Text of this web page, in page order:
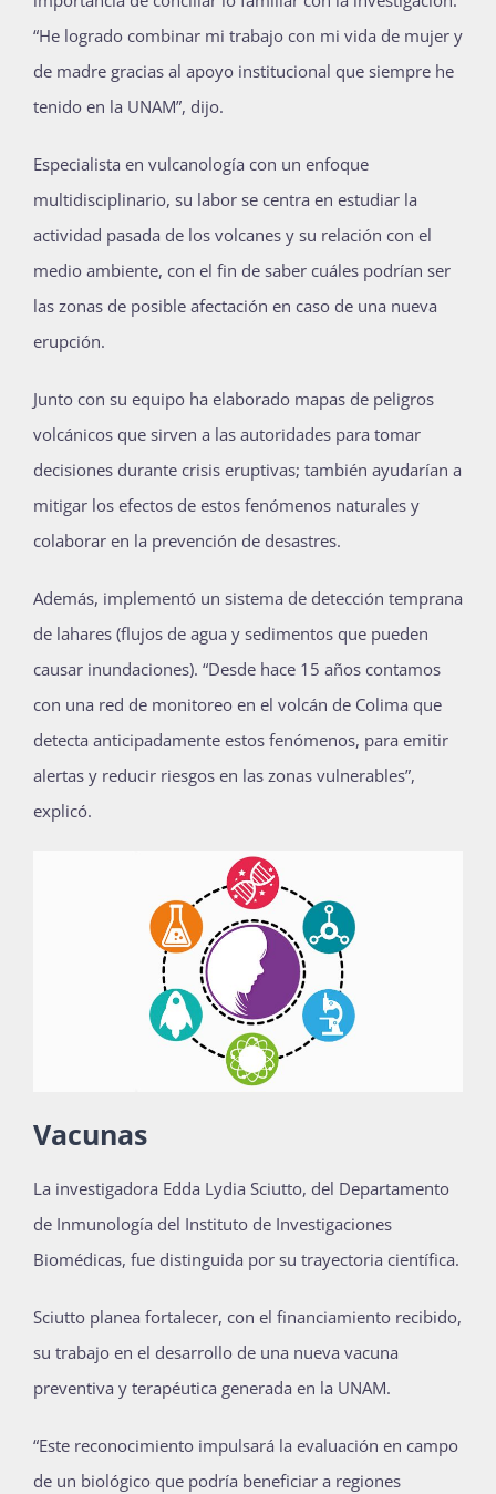
“He logrado combinar mi trabajo con mi vida de mujer y
de madre gracias al apoyo institucional que siempre he
tenido en la UNAM”, dijo.
Especialista en vulcanología con un enfoque
multidisciplinario, su labor se centra en estudiar la
actividad pasada de los volcanes y su relación con el
medio ambiente, con el fin de saber cuáles podrían ser
las zonas de posible afectación en caso de una nueva
erupción.
Junto con su equipo ha elaborado mapas de peligros
volcánicos que sirven a las autoridades para tomar
decisiones durante crisis eruptivas; también ayudarían a
mitigar los efectos de estos fenómenos naturales y
colaborar en la prevención de desastres.
Además, implementó un sistema de detección temprana
de lahares (flujos de agua y sedimentos que pueden
causar inundaciones). “Desde hace 15 años contamos
con una red de monitoreo en el volcán de Colima que
detecta anticipadamente estos fenómenos, para emitir
alertas y reducir riesgos en las zonas vulnerables”,
explicó.
Vacunas
La investigadora Edda Lydia Sciutto, del Departamento
de Inmunología del Instituto de Investigaciones
Biomédicas, fue distinguida por su trayectoria científica.
Sciutto planea fortalecer, con el financiamiento recibido,
su trabajo en el desarrollo de una nueva vacuna
preventiva y terapéutica generada en la UNAM.
“Este reconocimiento impulsará la evaluación en campo
de un biológico que podría beneficiar a regiones